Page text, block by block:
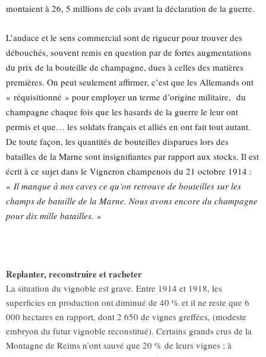
montaient à 26, 5 millions de cols avant la déclaration de la guerre.
L’audace et le sens commercial sont de rigueur pour trouver des
débouchés, souvent remis en question par de fortes augmentations
du prix de la bouteille de champagne, dues à celles des matières
premières. On peut seulement affirmer, c’est que les Allemands ont
« réquisitionné » pour employer un terme d’origine militaire, du
champagne chaque fois que les hasards de la guerre le leur ont
permis et que… les soldats français et alliés en ont fait tout autant.
De toute façon, les quantités de bouteilles disparues lors des
batailles de la Marne sont insignifiantes par rapport aux stocks. Il est
écrit à ce sujet dans le Vigneron champenois du 21 octobre 1914 :
« Il manque à nos caves ce qu’on retrouve de bouteilles sur les
champs de bataille de la Marne. Nous avons encore du champagne
pour dix mille batailles. »
Replanter, reconstruire et racheter
La situation du vignoble est grave. Entre 1914 et 1918, les
superficies en production ont diminué de 40 % et il ne reste que 6
000 hectares en rapport, dont 2 650 de vignes greffées, (modeste
embryon du futur vignoble reconstitué). Certains grands crus de la
Montagne de Reims n’ont sauvé que 20 % de leurs vignes ; à